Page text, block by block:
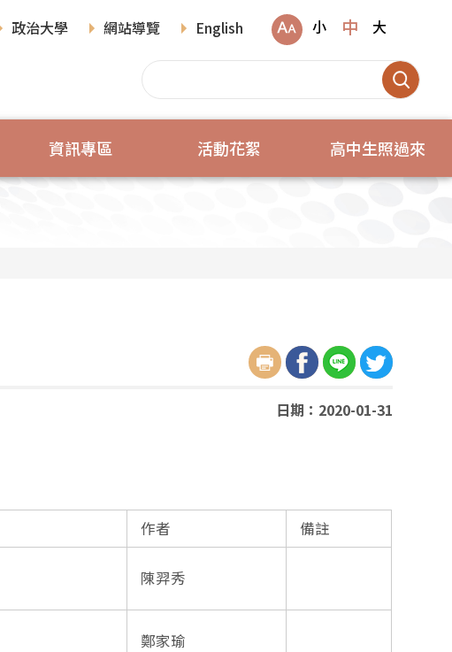
政治大學 網站導覽 English 小 中 大
資訊專區 活動花絮 高中生照過來
日期：2020-01-31
作者 備註
陳羿秀
鄭家瑜